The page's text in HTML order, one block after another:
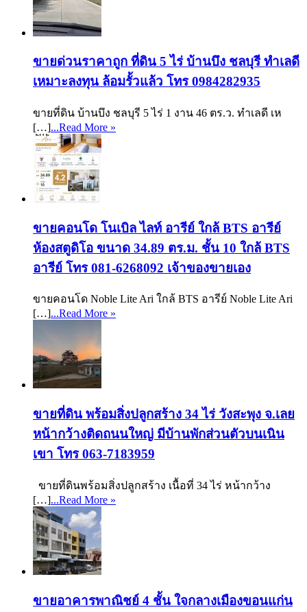
ขายด่วนราคาถูก ที่ดิน 5 ไร่ บ้านบึง ชลบุรี ทำเลดี
เหมาะลงทุน ล้อมรั้วแล้ว โทร 0984282935
ขายที่ดิน บ้านบึง ชลบุรี 5 ไร่ 1 งาน 46 ตร.ว. ทำเลดี เห
[…]...Read More »
ขายคอนโด โนเบิล ไลท์ อารีย์ ใกล้ BTS อารีย์
ห้องสตูดิโอ ขนาด 34.89 ตร.ม. ชั้น 10 ใกล้ BTS
อารีย์ โทร 081-6268092 เจ้าของขายเอง
ขายคอนโด Noble Lite Ari ใกล้ BTS อารีย์ Noble Lite Ari
[…]...Read More »
ขายที่ดิน พร้อมสิ่งปลูกสร้าง 34 ไร่ วังสะพุง จ.เลย
หน้ากว้างติดถนนใหญ่ มีบ้านพักส่วนตัวบนเนิน
เขา โทร 063-7183959
ขายที่ดินพร้อมสิ่งปลูกสร้าง เนื้อที่ 34 ไร่ หน้ากว้าง
[…]...Read More »
ขายอาคารพาณิชย์ 4 ชั้น ใจกลางเมืองขอนแก่น